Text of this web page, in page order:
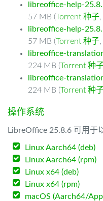
libreoffice-help-
57 MB (Torrent 种子,
libreoffice-help-
57 MB (Torrent 种子,
libreoffice-
224 MB (Torrent 种
libreoffice-
224 MB (Torrent 种
操作系统
LibreOffice 25.8.6 可用于
Linux Aarch64 (deb)
Linux Aarch64 (rpm)
Linux x64 (deb)
Linux x64 (rpm)
macOS (Aarch64/